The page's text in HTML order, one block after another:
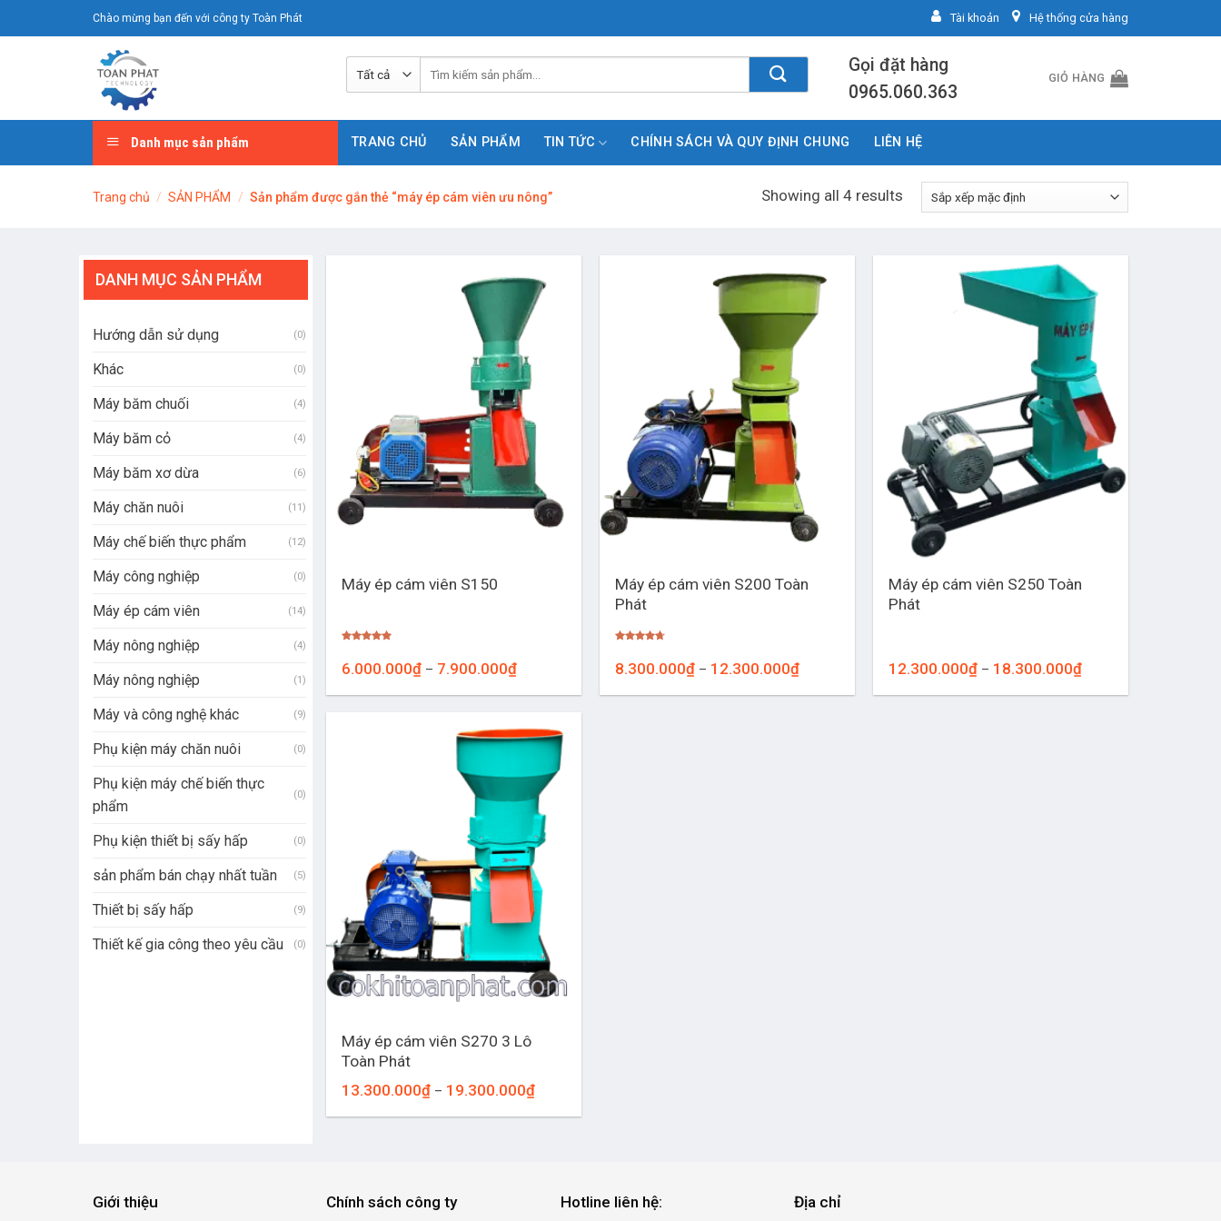
đến
Chào mừng bạn đến với công ty Toàn Phát Tài khoản Hệ thống cửa hàng
Gọi đặt hàng
0965.060.363
GIỎ HÀNG
Danh mục sản phẩm TRANG CHỦ SẢN PHẨM TIN TỨC CHÍNH SÁCH VÀ QUY ĐỊNH CHUNG LIÊN HỆ
Trang chủ / SẢN PHẨM / Sản phẩm được gắn thẻ “máy ép cám viên ưu nông” Showing all 4 results
DANH MỤC SẢN PHẨM
Hướng dẫn sử dụng (0)
Khác (0)
Máy băm chuối (4)
Máy băm cỏ (4)
Máy băm xơ dừa (6)
Máy chăn nuôi (11)
Máy chế biến thực phẩm (12)
Máy công nghiệp (0)
Máy ép cám viên (14)
Máy nông nghiệp (4)
Máy nông nghiệp (1)
Máy và công nghệ khác (9)
Phụ kiện máy chăn nuôi (0)
Phụ kiện máy chế biến thực
phẩm
(0)
Phụ kiện thiết bị sấy hấp (0)
sản phẩm bán chạy nhất tuần (5)
Thiết bị sấy hấp (9)
Thiết kế gia công theo yêu cầu (0)
Máy ép cám viên S150
5 sao
6.000.000₫ – 7.900.000₫Khoảng
từ
7.900.000₫
Máy ép cám viên S200 Toàn
Phát
5 sao
8.300.000₫ – 12.300.000₫Khoảng
từ
Máy ép cám viên S250 Toàn
Phát
12.300.000₫ – 18.300.000₫Khoảng
từ
Máy ép cám viên S270 3 Lô
Toàn Phát
13.300.000₫ – 19.300.000₫Khoảng
từ
Giới thiệu Chính sách công ty Hotline liên hệ: Địa chỉ